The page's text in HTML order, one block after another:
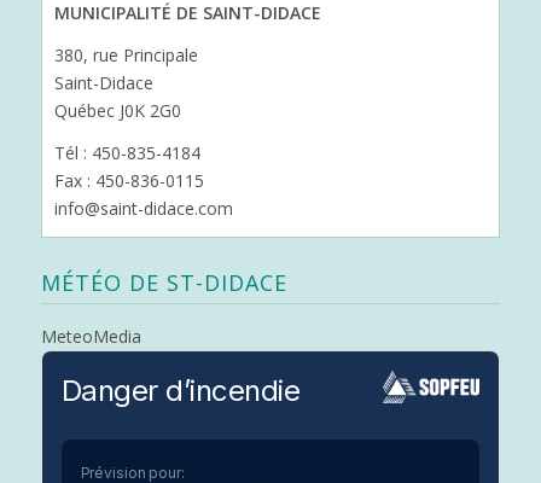
MUNICIPALITÉ DE SAINT-DIDACE
380, rue Principale
Saint-Didace
Québec J0K 2G0
Tél : 450-835-4184
Fax : 450-836-0115
info@saint-didace.com
MÉTÉO DE ST-DIDACE
MeteoMedia
Danger d’incendie
Prévision pour: